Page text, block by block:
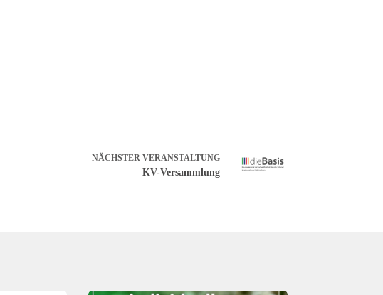
NÄCHSTER VERANSTALTUNG
KV-Versammlung